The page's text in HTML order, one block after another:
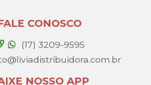
CONOSCO
(17) 3209-9595
NOSSO APP